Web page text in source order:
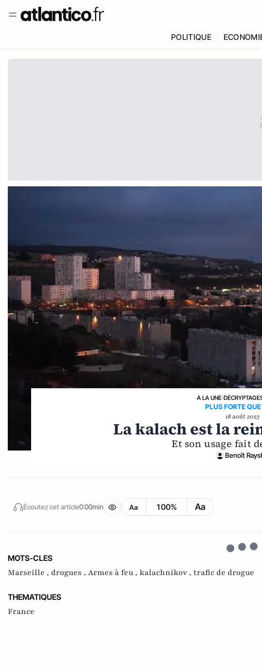
POLITIQUE
A LA UNE›
PLUS FORTE QUE
18 août 2023
La kalach est la
Et son usage fait
Benoît
Écoutez cet article0:00min Aa 100% Aa
MOTS-CLES
Marseille , drogues , Armes à feu , kalachnikov , trafic de drogue
THEMATIQUES
France